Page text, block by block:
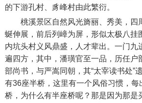
的下游孔村、豸峰村由此繁衍。
桃溪景区自然风光旖丽、秀美，四
蜒伸展，前后列嶂为屏，形似太极八挂
内坑头村义风鼎盛，人才辈出。一门九
遍四方，其中，潘璜官至一品，历任户
部尚书，与严嵩同朝，其“太宰读书处”
有36座半桥，这里有一个风俗习惯，每
桥，为什么有半座桥呢？那是因为那是